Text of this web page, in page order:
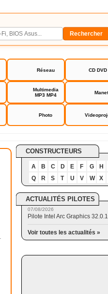
Réseau CD DVD
Multimedia
MP3 MP4
Photo
CONSTRUCTEURS
A B C D E F G H
Q
R S T U V W X
ACTUALITÉS PILOTES
07/08/2026
Pilote Intel Arc Graphics
Voir toutes les actualités »